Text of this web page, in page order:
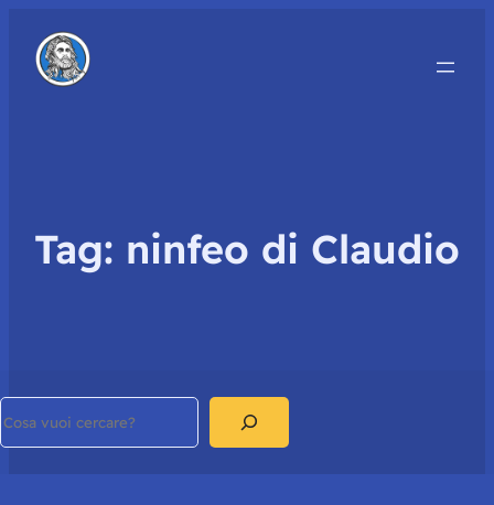
Tag: ninfeo di Claudio